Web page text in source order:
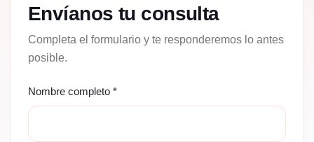
Envíanos tu consulta
Completa el formulario y te responderemos lo antes
posible.
Nombre completo *